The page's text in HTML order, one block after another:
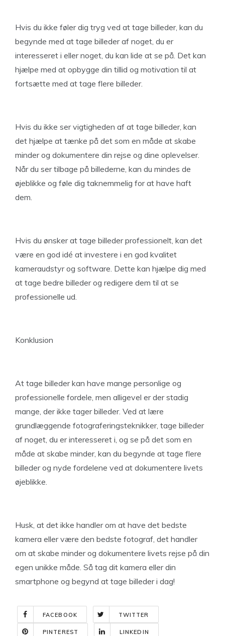
Hvis du ikke føler dig tryg ved at tage billeder, kan du
begynde med at tage billeder af noget, du er
interesseret i eller noget, du kan lide at se på. Det kan
hjælpe med at opbygge din tillid og motivation til at
fortsætte med at tage flere billeder.
Hvis du ikke ser vigtigheden af at tage billeder, kan
det hjælpe at tænke på det som en måde at skabe
minder og dokumentere din rejse og dine oplevelser.
Når du ser tilbage på billederne, kan du mindes de
øjeblikke og føle dig taknemmelig for at have haft
dem.
Hvis du ønsker at tage billeder professionelt, kan det
være en god idé at investere i en god kvalitet
kameraudstyr og software. Dette kan hjælpe dig med
at tage bedre billeder og redigere dem til at se
professionelle ud.
Konklusion
At tage billeder kan have mange personlige og
professionelle fordele, men alligevel er der stadig
mange, der ikke tager billeder. Ved at lære
grundlæggende fotograferingsteknikker, tage billeder
af noget, du er interesseret i, og se på det som en
måde at skabe minder, kan du begynde at tage flere
billeder og nyde fordelene ved at dokumentere livets
øjeblikke.
Husk, at det ikke handler om at have det bedste
kamera eller være den bedste fotograf, det handler
om at skabe minder og dokumentere livets rejse på din
egen unikke måde. Så tag dit kamera eller din
smartphone og begynd at tage billeder i dag!
FACEBOOK TWITTER
PINTEREST LINKEDIN